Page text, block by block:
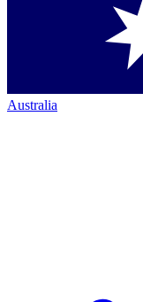
Australia